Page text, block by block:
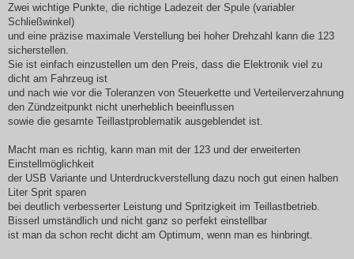
Zwei wichtige Punkte, die richtige Ladezeit der Spule (variabler
Schließwinkel)
und eine präzise maximale Verstellung bei hoher Drehzahl kann die 123
sicherstellen.
Sie ist einfach einzustellen um den Preis, dass die Elektronik viel zu
dicht am Fahrzeug ist
und nach wie vor die Toleranzen von Steuerkette und Verteilerverzahnung
den Zündzeitpunkt nicht unerheblich beeinflussen
sowie die gesamte Teillastproblematik ausgeblendet ist.
Macht man es richtig, kann man mit der 123 und der erweiterten
Einstellmöglichkeit
der USB Variante und Unterdruckverstellung dazu noch gut einen halben
Liter Sprit sparen
bei deutlich verbesserter Leistung und Spritzigkeit im Teillastbetrieb.
Bisserl umständlich und nicht ganz so perfekt einstellbar
ist man da schon recht dicht am Optimum, wenn man es hinbringt.